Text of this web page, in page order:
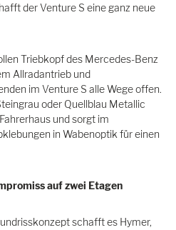
der Venture S eine ganz neue
Triebkopf des Mercedes-Benz
Allradantrieb und
im Venture S alle Wege offen.
oder Quellblau Metallic
und sorgt im
in Wabenoptik für einen
auf zwei Etagen
schafft es Hymer,